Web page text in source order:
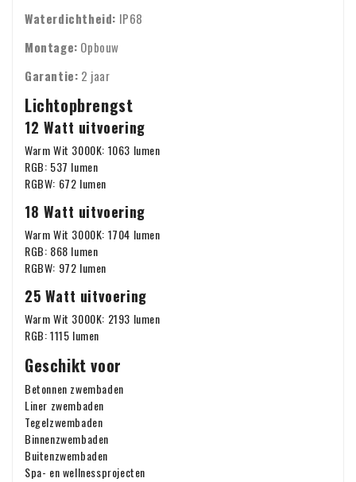
Waterdichtheid: IP68
Montage: Opbouw
Garantie: 2 jaar
Lichtopbrengst
12 Watt uitvoering
Warm Wit 3000K: 1063 lumen
RGB: 537 lumen
RGBW: 672 lumen
18 Watt uitvoering
Warm Wit 3000K: 1704 lumen
RGB: 868 lumen
RGBW: 972 lumen
25 Watt uitvoering
Warm Wit 3000K: 2193 lumen
RGB: 1115 lumen
Geschikt voor
Betonnen zwembaden
Liner zwembaden
Tegelzwembaden
Binnenzwembaden
Buitenzwembaden
Spa- en wellnessprojecten